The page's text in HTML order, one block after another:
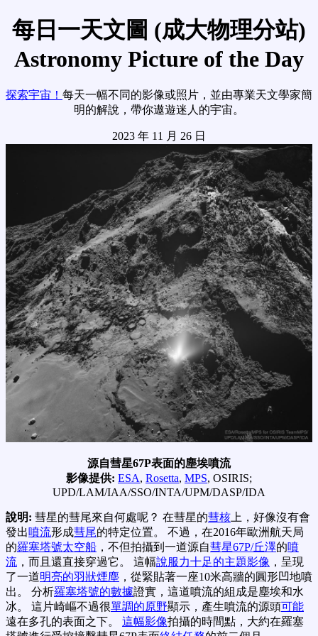
每日一天文圖 (成大物理分站)
Astronomy Picture of the Day
探索宇宙！ 每天一幅不同的影像或照片，並由專業天文學家簡
明的解說，帶你遨遊迷人的宇宙。
2023 年 11 月 26 日
源自彗星67P表面的塵埃噴流
影像提供: ESA, Rosetta, MPS, OSIRIS;
UPD/LAM/IAA/SSO/INTA/UPM/DASP/IDA
說明: 彗星的彗尾來自何處呢？ 在彗星的彗核 上，好像沒有會
發出噴流形成彗尾的特定位置。 不過，在2016年歐洲航天局
的羅塞塔號太空船 ，不但拍攝到一道源自彗星67P/丘澤的噴
流 ，而且還直接穿過它。 這幅說服力十足的主題影像 ，呈現
了一道明亮的羽狀煙塵 ，從緊貼著一座10米高牆的圓形凹地噴
出。 分析羅塞塔號的數據證實，這道噴流的組成是塵埃和水
冰。 這片崎嶇不過很單調的原野顯示，產生噴流的源頭可能
遠在多孔的表面之下。 這幅影像拍攝的時間點，大約在羅塞